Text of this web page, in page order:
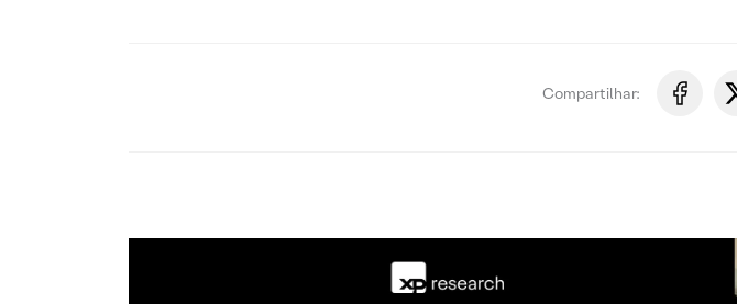
Compartilhar: